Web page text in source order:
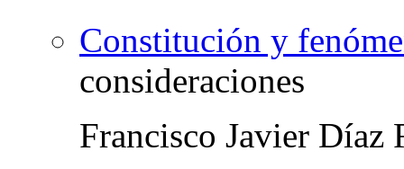
Constitución y
consideraciones
Francisco Javier Díaz